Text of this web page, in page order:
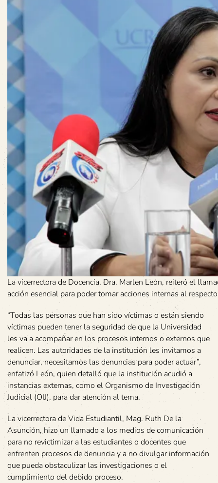
La vicerrectora de Docencia, Dra. Marlen León, reiteró el
acción esencial para poder tomar acciones internas al
“Todas las personas que han sido víctimas o están siendo
víctimas pueden tener la seguridad de que la Universidad
les va a acompañar en los procesos internos o externos que
realicen. Las autoridades de la institución les invitamos a
denunciar, necesitamos las denuncias para poder actuar”,
enfatizó León, quien detalló que la institución acudió a
instancias externas, como el Organismo de Investigación
Judicial (OIJ), para dar atención al tema.
La vicerrectora de Vida Estudiantil, Mag. Ruth De la
Asunción, hizo un llamado a los medios de comunicación
para no revictimizar a las estudiantes o docentes que
enfrenten procesos de denuncia y a no divulgar información
que pueda obstaculizar las investigaciones o el
cumplimiento del debido proceso.